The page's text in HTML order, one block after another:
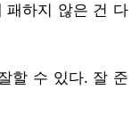
패하지 않은 건 다
할 수 있다. 잘 준